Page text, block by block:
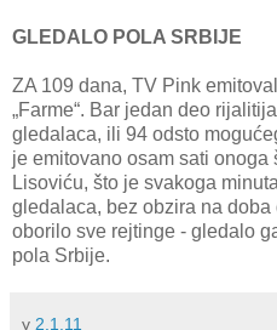
GLEDALO POLA SRBIJE
ZA 109 dana, TV Pink
„Farme“. Bar jedan deo
gledalaca, ili 94 odsto
je emitovano osam sati
Lisoviću, što je svakoga
gledalaca, bez obzira na
oborilo sve rejtinge - gledalo
pola Srbije.
у 2.1.11